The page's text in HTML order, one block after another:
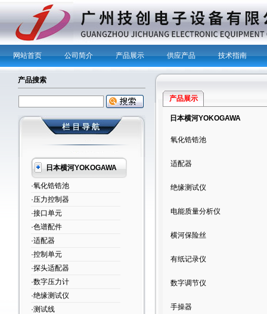
网站首页 公司简介 产品展示 供应产品 技术指南
产品搜索
日本横河YOKOGAWA
·氧化锆锆池
·压力控制器
·接口单元
·色谱配件
·适配器
·控制单元
·探头适配器
·数字压力计
·绝缘测试仪
·测试线
产品展示
日本横河YOKOGAWA
氧化锆锆池
适配器
绝缘测试仪
电能质量分析仪
横河保险丝
有纸记录仪
数字调节仪
手操器